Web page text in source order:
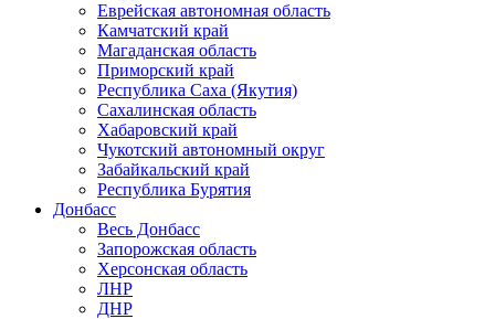
Еврейская автономная область
Камчатский край
Магаданская область
Приморский край
Республика Саха (Якутия)
Сахалинская область
Хабаровский край
Чукотский автономный округ
Забайкальский край
Республика Бурятия
Донбасс
Весь Донбасс
Запорожская область
Херсонская область
ЛНР
ДНР